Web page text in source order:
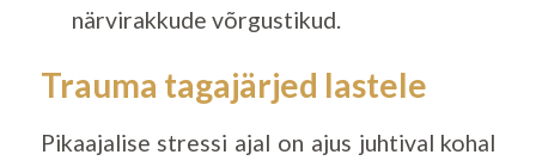
närvirakkude võrgustikud.
Trauma tagajärjed lastele
Pikaajalise stressi ajal on ajus juhtival kohal